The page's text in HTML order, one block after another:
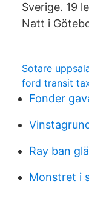
Sverige. 19
Natt i
Sotare
ford transit
Fonder
Ray ban
Monstret i